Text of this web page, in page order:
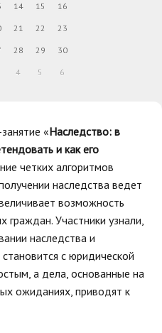
«Наследство: в
и как его
четких алгоритмов
наследства ведет
возможность
граждан. Участники узнали,
наследства и
с юридической
а дела, основанные на
ожиданиях, приводят к
14 15 16
21 22 23
28 29 30
4 5 6